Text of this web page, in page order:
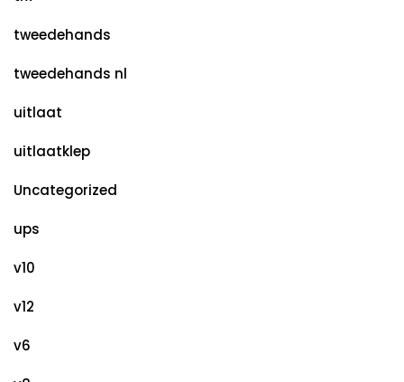
tweedehands
tweedehands nl
uitlaat
uitlaatklep
Uncategorized
ups
v10
v12
v6